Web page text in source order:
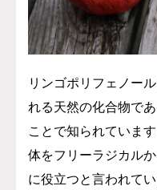
リンゴポリフェノー
れる天然の化合物で
ことで知られていま
体をフリーラジカル
に役立つと言われてい